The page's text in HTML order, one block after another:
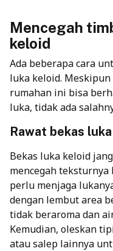
Mencegah
keloid
Ada beberapa cara
luka keloid.
rumahan ini bisa
luka, tidak ada
Rawat bekas
Bekas luka keloid
mencegah
perlu menjaga
dengan lembut area
tidak beraroma dan
Kemudian, oleskan
atau salep lainnya